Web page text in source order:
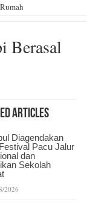
Berasal
Articles
Diagendakan
Pacu Jalur
dan
Sekolah
2026